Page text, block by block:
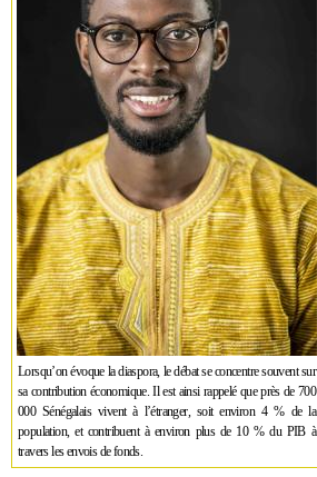
Lorsqu’on évoque la diaspora, le débat se concentre souvent sur
sa contribution économique. Il est ainsi rappelé que près de 700
000 Sénégalais vivent à l’étranger, soit environ 4 % de la
population, et contribuent à environ plus de 10 % du PIB à
travers les envois de fonds.